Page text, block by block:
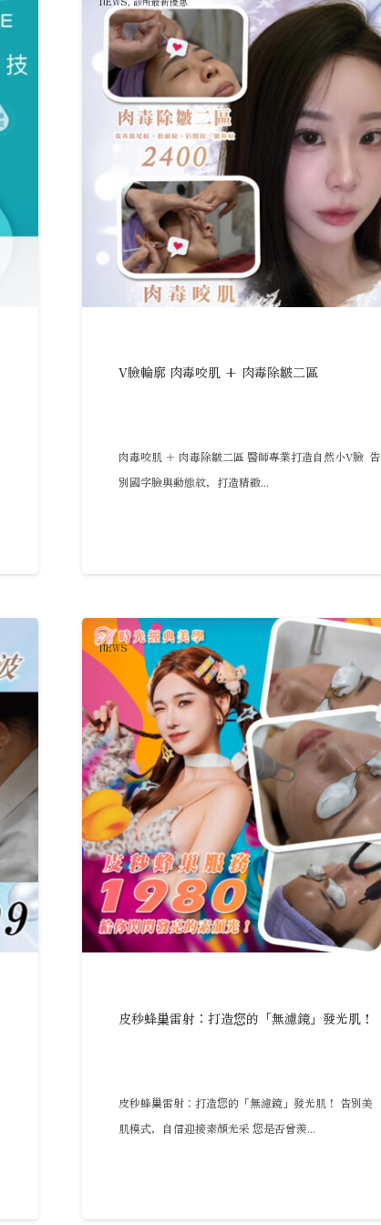
V臉輪廓 肉毒咬肌 + 肉毒除皺二區
肉毒咬肌 ＋ 肉毒除皺二區 醫師專業打造自然小V臉 告
別國字臉與動態紋，打造精緻...
NEWS
皮秒蜂巢雷射：打造您的「無濾鏡」發光肌！
皮秒蜂巢雷射：打造您的「無濾鏡」發光肌！ 告別美
肌模式，自信迎接素顏光采 您是否曾羨...